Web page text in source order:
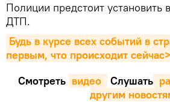
Полиции предстоит установить
ДТП.
Будь в курсе всех событий в
первым, что происходит
Смотреть видео Cлушать
другим